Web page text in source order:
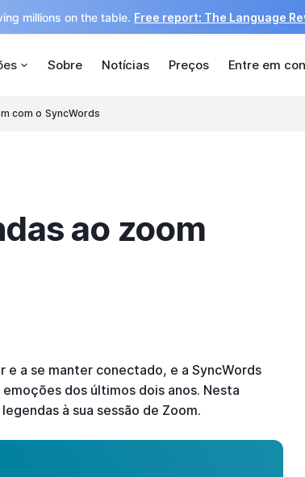
millions on the table. Free report: The Language
Sobre Notícias Preços Entre em
com o SyncWords
ao zoom
e a se manter conectado, e a SyncWords
dos últimos dois anos. Nesta
à sua sessão de Zoom.